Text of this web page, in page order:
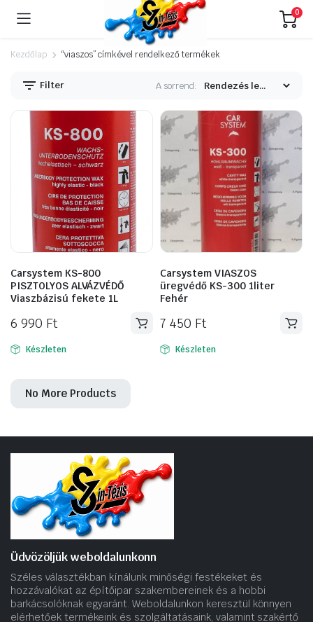
0
Kezdőlap “viaszos” címkével rendelkező termékek
Filter A sorrend:
Carsystem KS-800
PISZTOLYOS ALVÁZVÉDŐ
Viaszbázisú fekete 1L
6 990 Ft
Készleten
Carsystem VIASZOS
üregvédő KS-300 1liter
Fehér
7 450 Ft
Készleten
No More Products
Üdvözöljük weboldalunkonn
Széles választékban kínálunk minőségi festékeket és
hozzávalókat az építőipar szakembereinek és a hobbi
barkácsolóknak egyaránt. Weboldalunkon keresztül könnyen
elérhetőek termékeink és szolgáltatásaink, valamint szakértő